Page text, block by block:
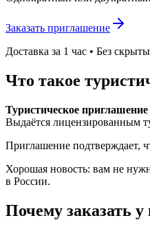
Заказать приглашение
Доставка за 1 час • Без
Что такое
Туристическое приглашение
Выдаётся лицензированным
Приглашение подтверждает,
Хорошая новость: вам не
в России.
Почему заказать у